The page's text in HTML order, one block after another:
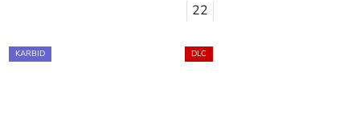
22
KARBID DLC